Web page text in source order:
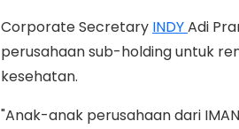
Corporate Secretary INDYAdi
perusahaan sub-holding untuk
kesehatan.
"Anak-anak perusahaan dari